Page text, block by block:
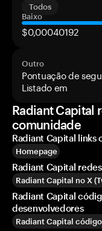
Todos
Baixo
$0,00040192
Outro
Pontuação de
Listado em
Radiant Capital
comunidade
Radiant Capital links
Homepage
Radiant Capital
Radiant Capital no X
Radiant Capital
desenvolvedores
Radiant Capital